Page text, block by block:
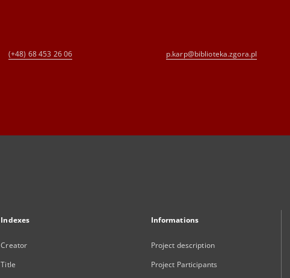
(+48) 68 453 26 06 p.karp@biblioteka.zgora.pl
Indexes
Creator
Title
Informations
Project description
Project Participants